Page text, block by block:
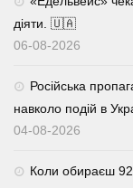
діяти. 🇺🇦
06-08-2026
Російська
навколо подій в
04-08-2026
Коли обираєш